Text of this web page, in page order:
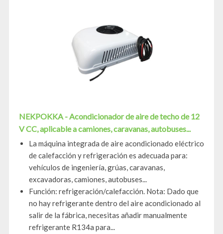
NEKPOKKA - Acondicionador de aire de techo de 12
V CC, aplicable a camiones, caravanas, autobuses...
La máquina integrada de aire acondicionado eléctrico
de calefacción y refrigeración es adecuada para:
vehículos de ingeniería, grúas, caravanas,
excavadoras, camiones, autobuses...
Función: refrigeración/calefacción. Nota: Dado que
no hay refrigerante dentro del aire acondicionado al
salir de la fábrica, necesitas añadir manualmente
refrigerante R134a para...